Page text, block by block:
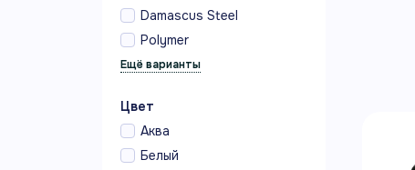
Damascus Steel
Polymer
Цвет
Аква
Белый